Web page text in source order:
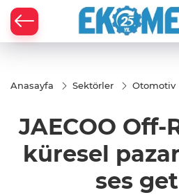
Anasayfa Sektörler Otomotiv
JAECOO Off-
küresel
ses